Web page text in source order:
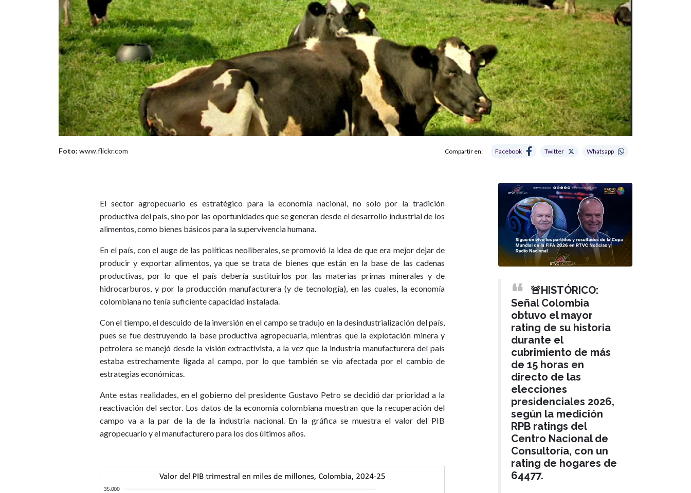
Foto: www.flickr.com Compartir en: Facebook Twitter Whatsapp
El sector agropecuario es estratégico para la economía nacional, no solo por la tradición
productiva del país, sino por las oportunidades que se generan desde el desarrollo industrial de los
alimentos, como bienes básicos para la supervivencia humana.
En el país, con el auge de las políticas neoliberales, se promovió la idea de que era mejor dejar de
producir y exportar alimentos, ya que se trata de bienes que están en la base de las cadenas
productivas, por lo que el país debería sustituirlos por las materias primas minerales y de
hidrocarburos, y por la producción manufacturera (y de tecnología), en las cuales, la economía
colombiana no tenía suficiente capacidad instalada.
Con el tiempo, el descuido de la inversión en el campo se tradujo en la desindustrialización del país,
pues se fue destruyendo la base productiva agropecuaria, mientras que la explotación minera y
petrolera se manejó desde la visión extractivista, a la vez que la industria manufacturera del país
estaba estrechamente ligada al campo, por lo que también se vio afectada por el cambio de
estrategias económicas.
Ante estas realidades, en el gobierno del presidente Gustavo Petro se decidió dar prioridad a la
reactivación del sector. Los datos de la economía colombiana muestran que la recuperación del
campo va a la par de la de la industria nacional. En la gráfica se muestra el valor del PIB
agropecuario y el manufacturero para los dos últimos años.
🚨HISTÓRICO:
Señal Colombia
obtuvo el mayor
rating de su historia
durante el
cubrimiento de más
de 15 horas en
directo de las
elecciones
presidenciales 2026,
según la medición
RPB ratings del
Centro Nacional de
Consultoría, con un
rating de hogares de
64477.